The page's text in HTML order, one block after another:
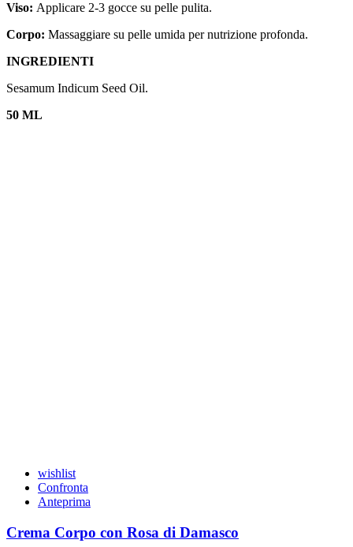
Viso: Applicare 2-3 gocce su pelle pulita.
Corpo: Massaggiare su pelle umida per nutrizione profonda.
INGREDIENTI
Sesamum Indicum Seed Oil.
50 ML
wishlist
Confronta
Anteprima
Crema Corpo con Rosa di Damasco